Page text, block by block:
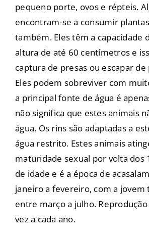
pequeno porte, ovos e répteis.
encontram-se a consumir
também. Eles têm a capacidade
altura de até 60 centímetros e
captura de presas ou escapar
Eles podem sobreviver com
a principal fonte de água é
não significa que estes animais
água. Os rins são adaptadas a
água restrito. Estes animais
maturidade sexual por volta dos
de idade e é a época de
janeiro a fevereiro, com a jovem
entre março a julho.
vez a cada ano.